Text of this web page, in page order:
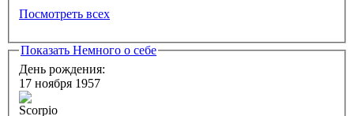
Посмотреть всех
Показать Немного о себе
День рождения:
17 ноября 1957